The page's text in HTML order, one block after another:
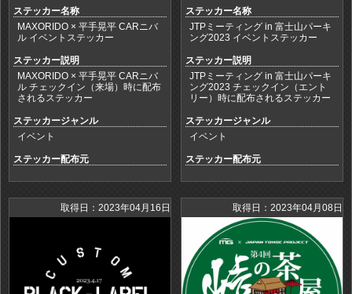
ステッカー名称
MAXORIDO × 平手晃平 CARニバ
ル イベントステッカー
ステッカー説明
MAXORIDO × 平手晃平 CARニバ
ル チェックイン（来場）時に配布
されるステッカー
ステッカージャンル
イベント
ステッカー配布元
ステッカー名称
JTPミーティング in 富士山パーキ
ング2023 イベントステッカー
ステッカー説明
JTPミーティング in 富士山パーキ
ング2023 チェックイン（エント
リー）時に配布されるステッカー
ステッカージャンル
イベント
ステッカー配布元
取得日：2023年04月16日 取得日：2023年04月08日